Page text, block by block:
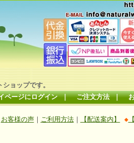
ョップです。
ページにログイン｜ ご注文方法｜
お客様の声｜ ご利用方法｜ 【配送案内】 ◆